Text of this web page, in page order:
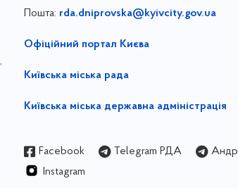
,
Пошта: rda.dniprovska@kyivcity.gov.ua
Офіційний портал Києва
Київська міська рада
Київська міська державна адміністрація
Facebook Telegram РДА
Instagram